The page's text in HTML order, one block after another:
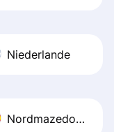
Niederlande
Nordmazedonien